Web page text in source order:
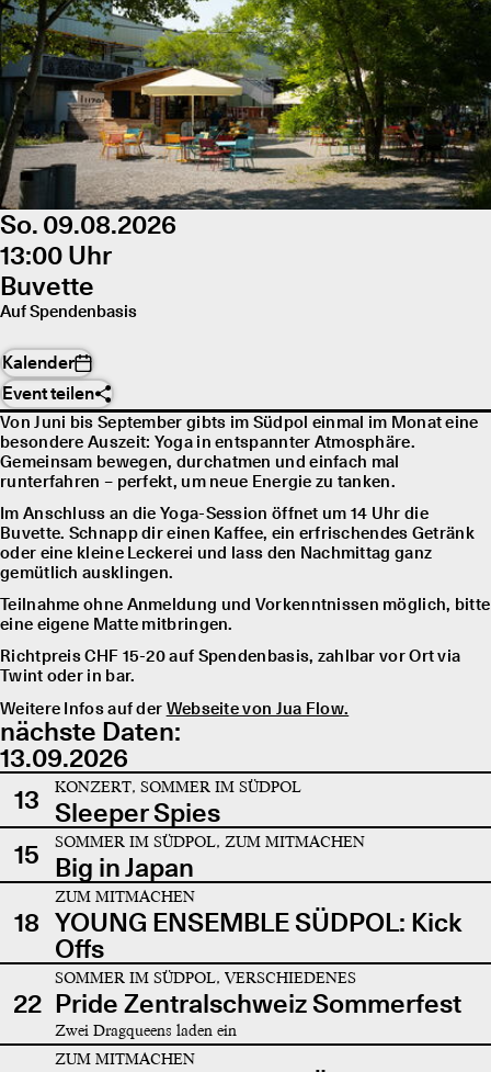
So. 09.08.2026
13:00 Uhr
Buvette
Auf Spendenbasis
Kalender
Event teilen
Von Juni bis September gibts im Südpol einmal im Monat eine
besondere Auszeit: Yoga in entspannter Atmosphäre.
Gemeinsam bewegen, durchatmen und einfach mal
runterfahren – perfekt, um neue Energie zu tanken.
Im Anschluss an die Yoga-Session öffnet um 14 Uhr die
Buvette. Schnapp dir einen Kaffee, ein erfrischendes Getränk
oder eine kleine Leckerei und lass den Nachmittag ganz
gemütlich ausklingen.
Teilnahme ohne Anmeldung und Vorkenntnissen möglich, bitte
eine eigene Matte mitbringen.
Richtpreis CHF 15-20 auf Spendenbasis, zahlbar vor Ort via
Twint oder in bar.
Weitere Infos auf der Webseite von Jua Flow.
nächste Daten:
13.09.2026
13
KONZERT, SOMMER IM SÜDPOL
Sleeper Spies
15
SOMMER IM SÜDPOL, ZUM MITMACHEN
Big in Japan
18
ZUM MITMACHEN
YOUNG ENSEMBLE SÜDPOL: Kick
Offs
22
SOMMER IM SÜDPOL, VERSCHIEDENES
Pride Zentralschweiz Sommerfest
Zwei Dragqueens laden ein
ZUM MITMACHEN